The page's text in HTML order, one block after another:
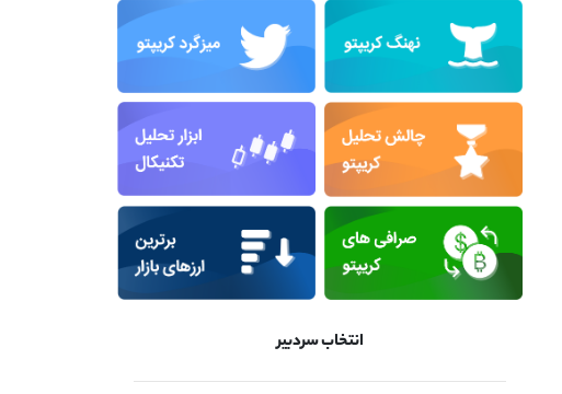
انتخاب سردبیر